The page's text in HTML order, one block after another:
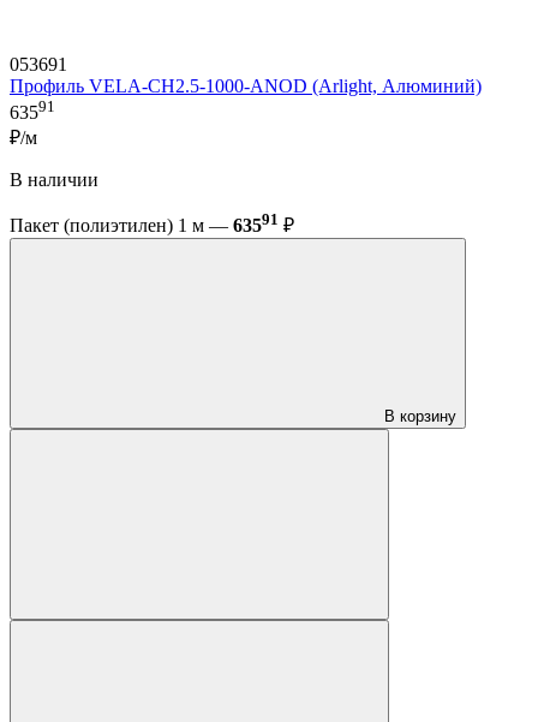
053691
Профиль VELA-CH2.5-1000-ANOD (Arlight, Алюминий)
63591
₽/м
В наличии
Пакет (полиэтилен) 1 м — 63591 ₽
В корзину